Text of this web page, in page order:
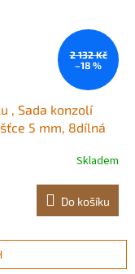
2 132 Kč
–18 %
, Sada konzolí
5 mm, 8dílná
Spojovací
Rodinné
Skladem
Do košíku